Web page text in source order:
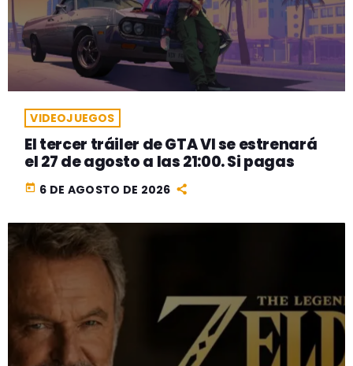
VIDEOJUEGOS
El tercer tráiler de GTA VI se estrenará
el 27 de agosto a las 21:00. Si pagas
today 6 DE AGOSTO DE 2026